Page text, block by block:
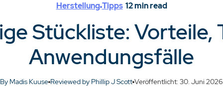
HerstellungTipps 12min read
Stückliste: Vorteile,
Anwendungsfälle
By Madis Kuuse Reviewed by Phillip J Scott Veröffentlicht: 30. Juni 2026